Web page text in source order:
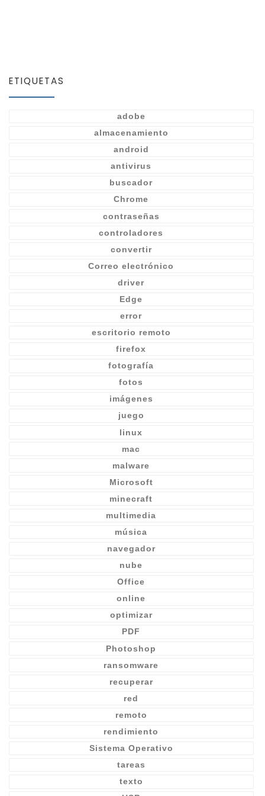
ETIQUETAS
adobe
almacenamiento
android
antivirus
buscador
Chrome
contraseñas
controladores
convertir
Correo electrónico
driver
Edge
error
escritorio remoto
firefox
fotografía
fotos
imágenes
juego
linux
mac
malware
Microsoft
minecraft
multimedia
música
navegador
nube
Office
online
optimizar
PDF
Photoshop
ransomware
recuperar
red
remoto
rendimiento
Sistema Operativo
tareas
texto